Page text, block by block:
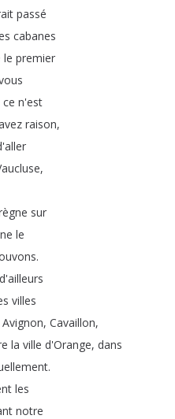
passé
cabanes
le premier
ce n'est
raison,
,
sur
le
.
d'ailleurs
villes
Avignon, Cavaillon,
la ville d'Orange, dans
.
les
notre